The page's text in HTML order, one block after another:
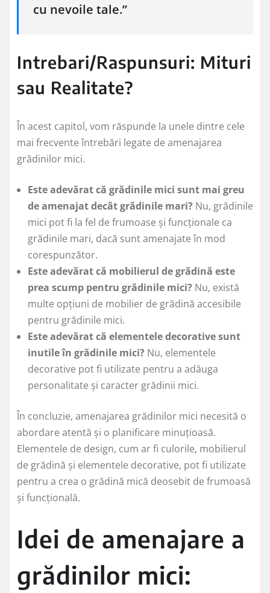
cu nevoile tale.”
Intrebari/Raspunsuri: Mituri
sau Realitate?
În acest capitol, vom răspunde la unele dintre cele
mai frecvente întrebări legate de amenajarea
grădinilor mici.
Este adevărat că grădinile mici sunt mai greu
de amenajat decât grădinile mari? Nu, grădinile
mici pot fi la fel de frumoase și funcționale ca
grădinile mari, dacă sunt amenajate în mod
corespunzător.
Este adevărat că mobilierul de grădină este
prea scump pentru grădinile mici? Nu, există
multe opțiuni de mobilier de grădină accesibile
pentru grădinile mici.
Este adevărat că elementele decorative sunt
inutile în grădinile mici? Nu, elementele
decorative pot fi utilizate pentru a adăuga
personalitate și caracter grădinii mici.
În concluzie, amenajarea grădinilor mici necesită o
abordare atentă și o planificare minuțioasă.
Elementele de design, cum ar fi culorile, mobilierul
de grădină și elementele decorative, pot fi utilizate
pentru a crea o grădină mică deosebit de frumoasă
și funcțională.
Idei de amenajare a
grădinilor mici: